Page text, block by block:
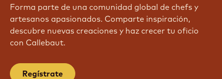
Forma parte de una comunidad global de chefs y
artesanos apasionados. Comparte inspiración,
descubre nuevas creaciones y haz crecer tu oficio
con Callebaut.
Regístrate